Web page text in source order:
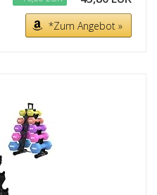
*Zum Angebot »